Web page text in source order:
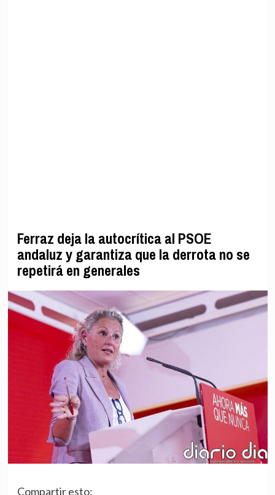
Ferraz deja la autocrítica al PSOE
andaluz y garantiza que la derrota no se
repetirá en generales
Compartir esto: